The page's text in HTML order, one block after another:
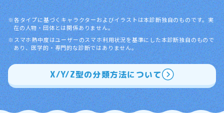
各タイプに基づくキャラクターおよびイラストは本診断独自のものです。実
在の人物・団体とは関係ありません。
スマホ熱中度はユーザーのスマホ利用状況を基準にした本診断独自のもので
あり、医学的・専門的な診断ではありません。
X/Y/Z型の分類方法について